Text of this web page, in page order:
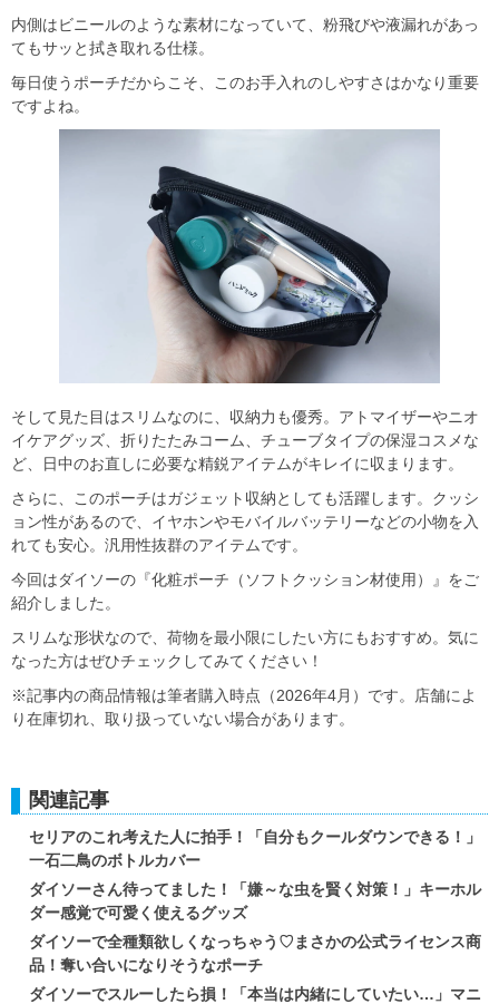
内側はビニールのような素材になっていて、粉飛びや液漏れがあっ
てもサッと拭き取れる仕様。
毎日使うポーチだからこそ、このお手入れのしやすさはかなり重要
ですよね。
そして見た目はスリムなのに、収納力も優秀。アトマイザーやニオ
イケアグッズ、折りたたみコーム、チューブタイプの保湿コスメな
ど、日中のお直しに必要な精鋭アイテムがキレイに収まります。
さらに、このポーチはガジェット収納としても活躍します。クッシ
ョン性があるので、イヤホンやモバイルバッテリーなどの小物を入
れても安心。汎用性抜群のアイテムです。
今回はダイソーの『化粧ポーチ（ソフトクッション材使用）』をご
紹介しました。
スリムな形状なので、荷物を最小限にしたい方にもおすすめ。気に
なった方はぜひチェックしてみてください！
※記事内の商品情報は筆者購入時点（2026年4月）です。店舗によ
り在庫切れ、取り扱っていない場合があります。
関連記事
セリアのこれ考えた人に拍手！「自分もクールダウンできる！」
一石二鳥のボトルカバー
ダイソーさん待ってました！「嫌～な虫を賢く対策！」キーホル
ダー感覚で可愛く使えるグッズ
ダイソーで全種類欲しくなっちゃう♡まさかの公式ライセンス商
品！奪い合いになりそうなポーチ
ダイソーでスルーしたら損！「本当は内緒にしていたい…」マニ